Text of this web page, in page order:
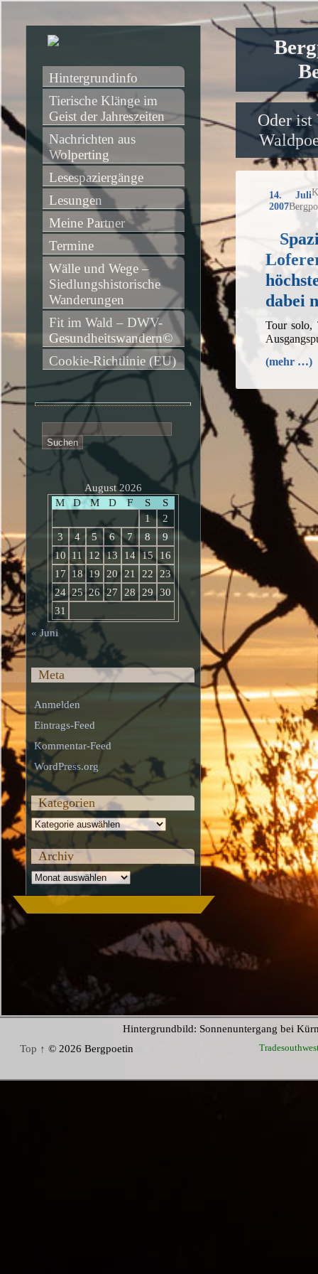
Oder ist
14. Juli
2007
dabei
Tour
(mehr …)
Hintergrundinfo
Tierische Klänge im
Geist der Jahreszeiten
Nachrichten aus
Wolperting
Lesespaziergänge
Lesungen
Meine Partner
Termine
Wälle und Wege –
Siedlungshistorische
Wanderungen
Fit im Wald – DWV-
Gesundheitswandern©
Cookie-Richtlinie (EU)
nach:
August 2026
M
D M D F S
S
1
2
3
4 5 6 7 8
9
10
11 12 13 14 15
16
17
18 19 20 21 22
23
24 25 26 27 28 29
30
31
« Juni
Meta
Anmelden
Eintrags-Feed
Kommentar-Feed
WordPress.org
Kategorien
Kategorien
Archiv
Archiv
Hintergrundbild: Sonnenuntergang bei
Top ↑ © 2026 Bergpoetin